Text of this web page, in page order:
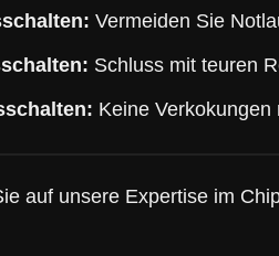
Vermeiden Sie
Schluss mit teuren
Keine Verkokungen
auf unsere Expertise im